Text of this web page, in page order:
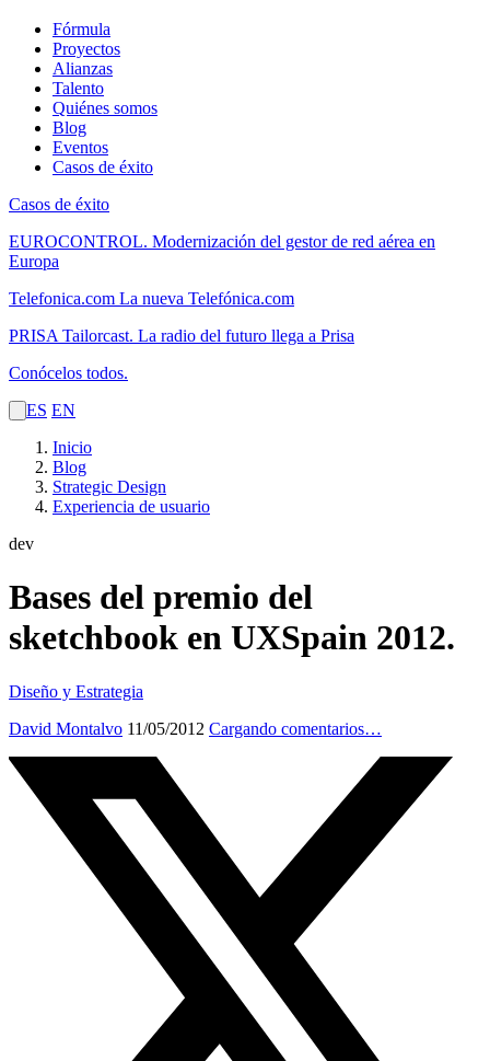
Fórmula
Proyectos
Alianzas
Talento
Quiénes somos
Blog
Eventos
Casos de éxito
Casos de éxito
EUROCONTROL. Modernización del gestor de red aérea en
Europa
Telefonica.com La nueva Telefónica.com
PRISA Tailorcast. La radio del futuro llega a Prisa
Conócelos todos.
ES EN
Inicio
Blog
Strategic Design
Experiencia de usuario
dev
Bases del premio del
sketchbook en UXSpain 2012.
Diseño y Estrategia
David Montalvo 11/05/2012 Cargando comentarios…